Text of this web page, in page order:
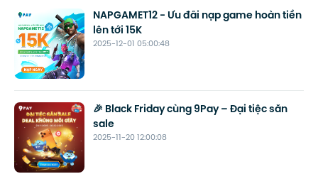
2025-12-01 05:00:48
NAPGAMET12 - Ưu đãi nạp game hoàn tiền
lên tới 15K
2025-11-20 12:00:08
🎉 Black Friday cùng 9Pay – Đại tiệc săn
sale